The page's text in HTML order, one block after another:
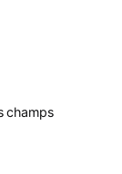
champs